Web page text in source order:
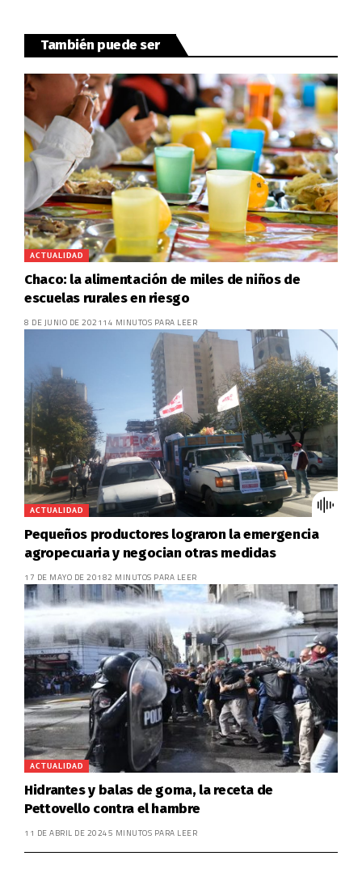
También puede ser
ACTUALIDAD
Chaco: la alimentación de miles de niños de
escuelas rurales en riesgo
8 DE JUNIO DE 2021 14 MINUTOS PARA LEER
ACTUALIDAD
Pequeños productores lograron la emergencia
agropecuaria y negocian otras medidas
17 DE MAYO DE 20182 MINUTOS PARA LEER
ACTUALIDAD
Hidrantes y balas de goma, la receta de
Pettovello contra el hambre
11 DE ABRIL DE 20245 MINUTOS PARA LEER